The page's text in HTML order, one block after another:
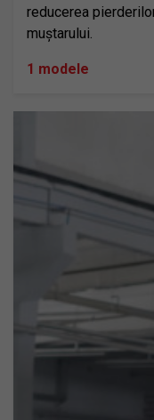
reducerea
muștarului.
1 modele